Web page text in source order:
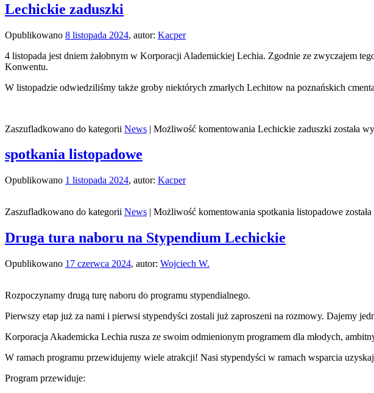
Lechickie zaduszki
Opublikowano 8 listopada 2024, autor: Kacper
4 listopada jest dniem żałobnym w Korporacji Alademickiej Lechia. Zgodnie ze zwyczajem
Konwentu.
W listopadzie odwiedziliśmy także groby niektórych zmarłych Lechitow na poznańskich
Zaszufladkowano do kategorii News | Możliwość komentowania Lechickie zaduszki została
spotkania listopadowe
Opublikowano 1 listopada 2024, autor: Kacper
Zaszufladkowano do kategorii News | Możliwość komentowania spotkania listopadowe
Druga tura naboru na Stypendium Lechickie
Opublikowano 17 czerwca 2024, autor: Wojciech W.
Rozpoczynamy drugą turę naboru do programu stypendialnego.
Pierwszy etap już za nami i pierwsi stypendyści zostali już zaproszeni na rozmowy. Dajemy
Korporacja Akademicka Lechia rusza ze swoim odmienionym programem dla młodych,
W ramach programu przewidujemy wiele atrakcji! Nasi stypendyści w ramach wsparcia
Program przewiduje: